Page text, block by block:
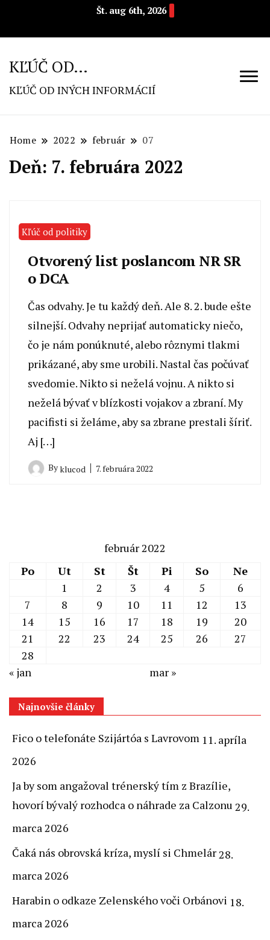
Št. aug 6th, 2026
KĽÚČ OD…
KĽÚČ OD INÝCH INFORMÁCIÍ
Home 2022 február 07
Deň: 7. februára 2022
Kľúč od politiky
Otvorený list poslancom NR SR
o DCA
Čas odvahy. Je tu každý deň. Ale 8. 2. bude ešte
silnejší. Odvahy neprijať automaticky niečo,
čo je nám ponúknuté, alebo rôznymi tlakmi
prikázané, aby sme urobili. Nastal čas počúvať
svedomie. Nikto si neželá vojnu. A nikto si
neželá bývať v blízkosti vojakov a zbraní. My
pacifisti si želáme, aby sa zbrane prestali šíriť.
Aj […]
Byklucod 7. februára 2022
február 2022
Po
Ut St Št Pi So Ne
« jan mar »
1 2 3 4 5
6
7
8 9 10 11 12
13
14
15 16 17 18 19
20
21
22 23 24 25 26
27
28
Najnovšie články
Fico o telefonáte Szijártóa s Lavrovom 11. apríla
2026
Ja by som angažoval trénerský tím z Brazílie,
hovorí bývalý rozhodca o náhrade za Calzonu 29.
marca 2026
Čaká nás obrovská kríza, myslí si Chmelár 28.
marca 2026
Harabin o odkaze Zelenského voči Orbánovi 18.
marca 2026